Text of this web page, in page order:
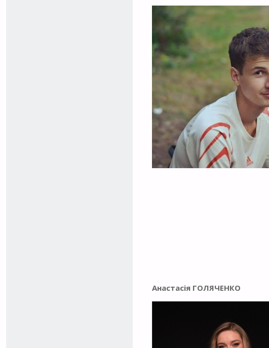
Анастасія ГОЛЯЧЕНКО